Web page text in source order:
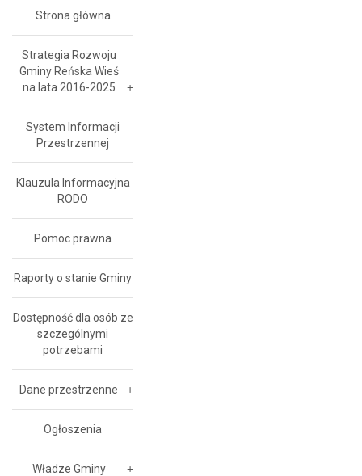
Strona główna
Strategia Rozwoju
Gminy Reńska Wieś
na lata 2016-2025
System Informacji
Przestrzennej
Klauzula Informacyjna
RODO
Pomoc prawna
Raporty o stanie Gminy
Dostępność dla osób ze
szczególnymi
potrzebami
Dane przestrzenne
Ogłoszenia
Władze Gminy